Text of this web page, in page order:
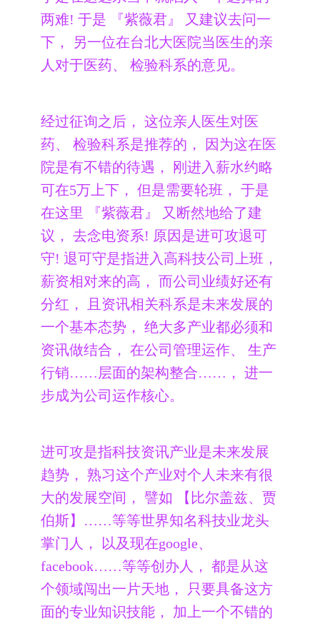
两难! 于是 『紫薇君』 又建议去问一
下， 另一位在台北大医院当医生的亲
人对于医药、 检验科系的意见。
经过征询之后， 这位亲人医生对医
药、 检验科系是推荐的， 因为这在医
院是有不错的待遇， 刚进入薪水约略
可在5万上下， 但是需要轮班， 于是
在这里 『紫薇君』 又断然地给了建
议， 去念电资系! 原因是进可攻退可
守! 退可守是指进入高科技公司上班，
薪资相对来的高， 而公司业绩好还有
分红， 且资讯相关科系是未来发展的
一个基本态势， 绝大多产业都必须和
资讯做结合， 在公司管理运作、 生产
行销……层面的架构整合……， 进一
步成为公司运作核心。
进可攻是指科技资讯产业是未来发展
趋势， 熟习这个产业对个人未来有很
大的发展空间， 譬如 【比尔盖兹、贾
伯斯】……等等世界知名科技业龙头
掌门人， 以及现在google、
facebook……等等创办人， 都是从这
个领域闯出一片天地， 只要具备这方
面的专业知识技能， 加上一个不错的